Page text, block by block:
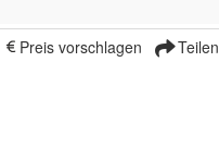
Preis vorschlagen Teilen